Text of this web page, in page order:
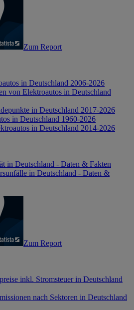
Zum Report
in Deutschland 2006-2026
von Elektroautos in Deutschland
in Deutschland 2017-2026
in Deutschland 1960-2026
in Deutschland 2014-2026
in Deutschland - Daten & Fakten
in Deutschland - Daten &
Zum Report
inkl. Stromsteuer in Deutschland
nach Sektoren in Deutschland